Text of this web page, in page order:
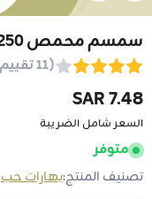
سمسم محمص 250جرام
(11 تقييم)
7.48 SAR
السعر شامل الضريبة
متوفر
تصنيف المنتج:بهارات حب